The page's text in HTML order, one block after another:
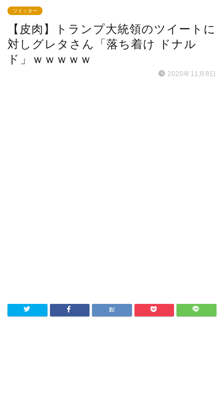
ツイッター
【皮肉】トランプ大統領のツイートに
対しグレタさん「落ち着け ドナル
ド」ｗｗｗｗｗ
2020年11月8日